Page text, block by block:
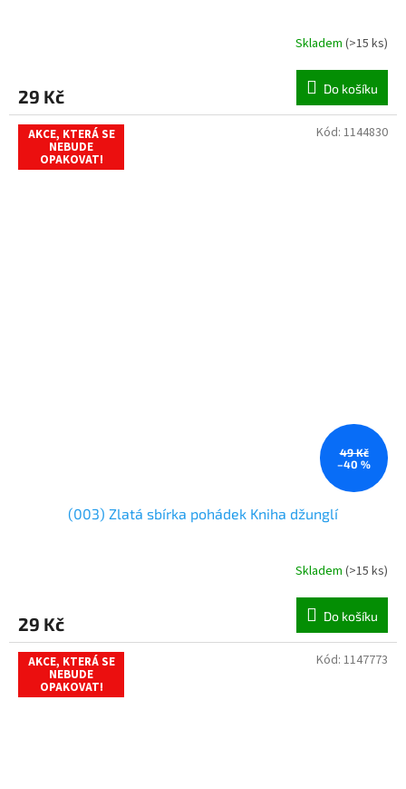
Skladem (>15 ks)
29 Kč Do košíku
AKCE, KTERÁ SE
NEBUDE
OPAKOVAT!
49 Kč
–40 %
(003) Zlatá sbírka pohádek Kniha džunglí
Skladem (>15 ks)
29 Kč Do košíku
Kód: 1144830
AKCE, KTERÁ SE
NEBUDE
OPAKOVAT!
Kód: 1147773